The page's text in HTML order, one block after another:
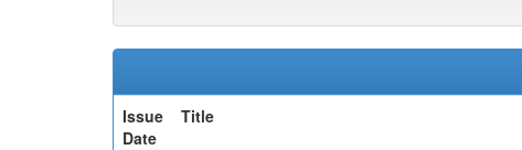
Issue
Date
Title